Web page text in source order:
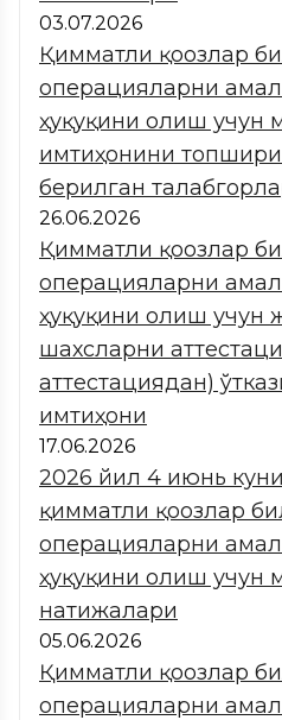
03.07.2026
Қимматли қоғозлар
операцияларни
ҳуқуқини олиш учун
имтиҳонини
берилган
26.06.2026
Қимматли қоғозлар
операцияларни
ҳуқуқини олиш учун
шахсларни
аттестациядан)
имтиҳони
17.06.2026
2026 йил 4 июнь
қимматли қоғозлар
операцияларни
ҳуқуқини олиш учун
натижалари
05.06.2026
Қимматли қоғозлар
операцияларни